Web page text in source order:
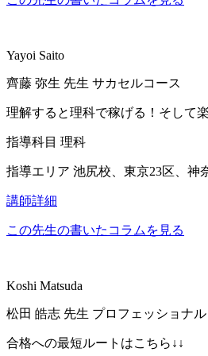
Yayoi Saito
齊藤 弥生 先生 サカセルコース
理解すると理科で稼げる！そして楽
指導科目 理科
指導エリア 池尻校、東京23区、神
講師詳細
この先生の書いたコラムを見る
Koshi Matsuda
松田 皓志 先生 プロフェッショナ
合格への最短ルートはこちら↓↓